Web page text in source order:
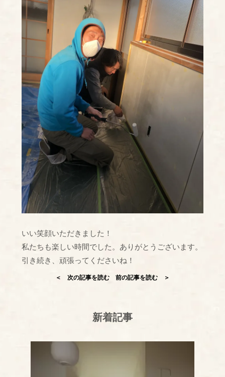
いい笑顔いただきました！
私たちも楽しい時間でした。ありがとうございます。
引き続き、頑張ってくださいね！
＜ 次の記事を読む 前の記事を読む ＞
新着記事